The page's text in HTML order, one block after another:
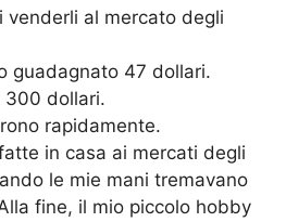
venderli al mercato degli
guadagnato 47 dollari.
300 dollari.
rapidamente.
in casa ai mercati degli
le mie mani tremavano
fine, il mio piccolo hobby